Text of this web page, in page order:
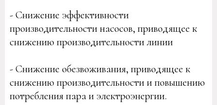
- Снижение эффективности
производительности насосов, приводящее к
снижению производительности линии
- Снижение обезвоживания, приводящее к
снижению производительности и повышению
потребления пара и электроэнергии.